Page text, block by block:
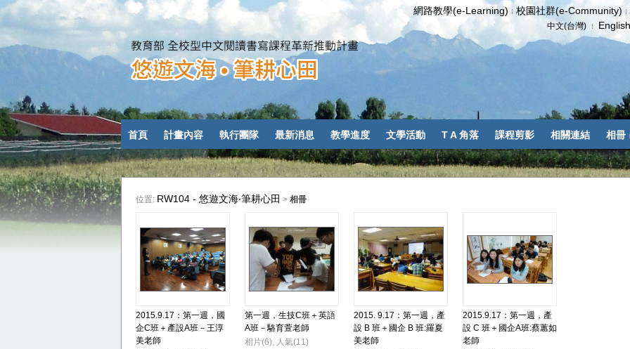
網路教學(e-Learning) 校園社群(e-Community)
中文(台灣)
首頁 計畫內容 執行團隊 最新消息 教學進度 文學活動 T A 角落 課程剪影 相關連結 相冊
位置: RW104 - 悠遊文海‧筆耕心田 > 相冊
2015.9.17：第一週，國
企C班＋產設A班－王淳
美老師
第一週，生技C班＋英語
A班－駱育萱老師
相片(6), 人氣(11)
2015. 9.17：第一週，產
設 B 班＋國企 B 班:羅夏
美老師
2015.9.17：第一週，產
設 C 班＋國企A班:蔡蕙如
老師